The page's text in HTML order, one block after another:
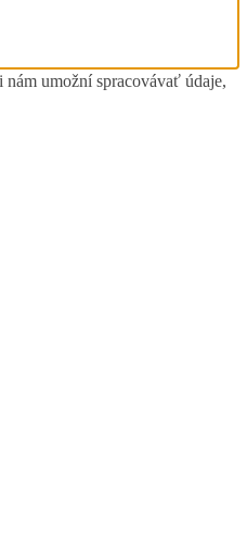
umožní spracovávať údaje,